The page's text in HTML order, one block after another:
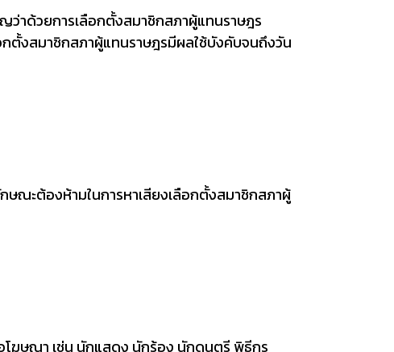
ว่าด้วยการเลือกตั้งสมาชิกสภาผู้แทนราษฎร
กตั้งสมาชิกสภาผู้แทนราษฎรมีผลใช้บังคับจนถึงวัน
ษณะต้องห้ามในการหาเสียงเลือกตั้งสมาชิกสภาผู้
โฆษณา เช่น นักแสดง นักร้อง นักดนตรี พิธีกร